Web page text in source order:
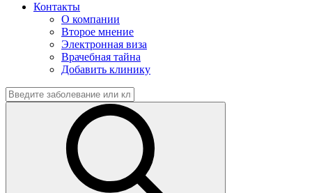
Контакты
О компании
Второе мнение
Электронная виза
Врачебная тайна
Добавить клинику